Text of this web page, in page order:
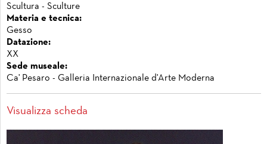
Scultura - Sculture
Materia e tecnica:
Gesso
Datazione:
XX
Sede museale:
Ca' Pesaro - Galleria Internazionale d'Arte Moderna
Visualizza scheda